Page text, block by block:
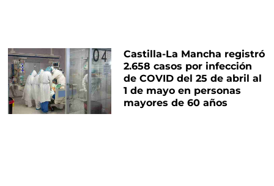
Castilla-La Mancha registró
2.658 casos por infección
de COVID del 25 de abril al
1 de mayo en personas
mayores de 60 años